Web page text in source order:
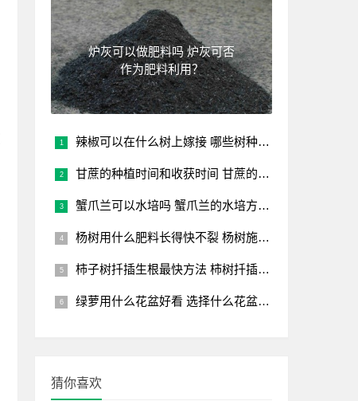
炉灰可以做肥料吗 炉灰可否
作为肥料利用？
辣椒可以在什么树上嫁接 哪些树种能嫁接辣椒？
甘蔗的种植时间和收获时间 甘蔗的种植和收割时机
蟹爪兰可以水培吗 蟹爪兰的水培方法讲解
杨树用什么肥料长得快不裂 杨树施肥注意事项
柿子树扦插生根最快方法 柿树扦插快速生根技巧
绿萝用什么花盆好看 选择什么花盆让绿萝更好看
猜你喜欢